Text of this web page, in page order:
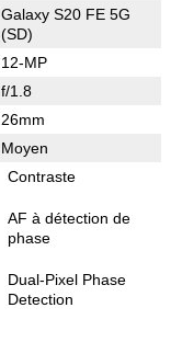
Galaxy S20 FE 5G
(SD)
12-MP
f/1.8
26mm
Moyen
Contraste
AF à détection de
phase
Dual-Pixel Phase
Detection